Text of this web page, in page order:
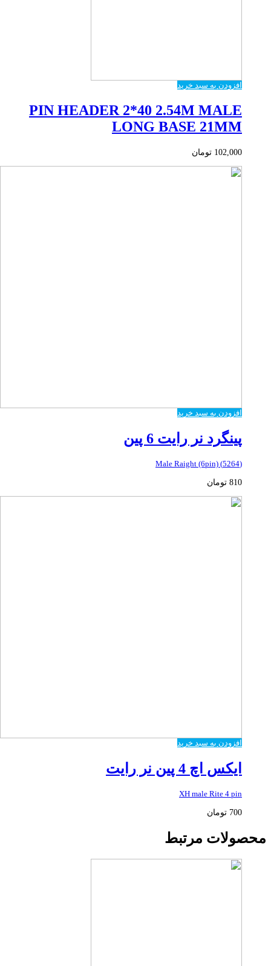
افزودن به سبد خرید
PIN HEADER 2*40 2.54M MALE
LONG BASE 21MM
102,000 تومان
افزودن به سبد خرید
پینگرد نر رایت 6 پین
(5264) Male Raight (6pin)
810 تومان
افزودن به سبد خرید
ایکس اچ 4 پین نر رایت
XH male Rite 4 pin
700 تومان
محصولات مرتبط